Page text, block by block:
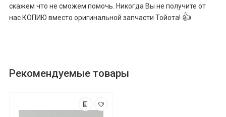
скажем что не сможем помочь. Никогда Вы не получите от
нас КОПИЮ вместо оригинальной запчасти Тойота! 👍
Рекомендуемые товары